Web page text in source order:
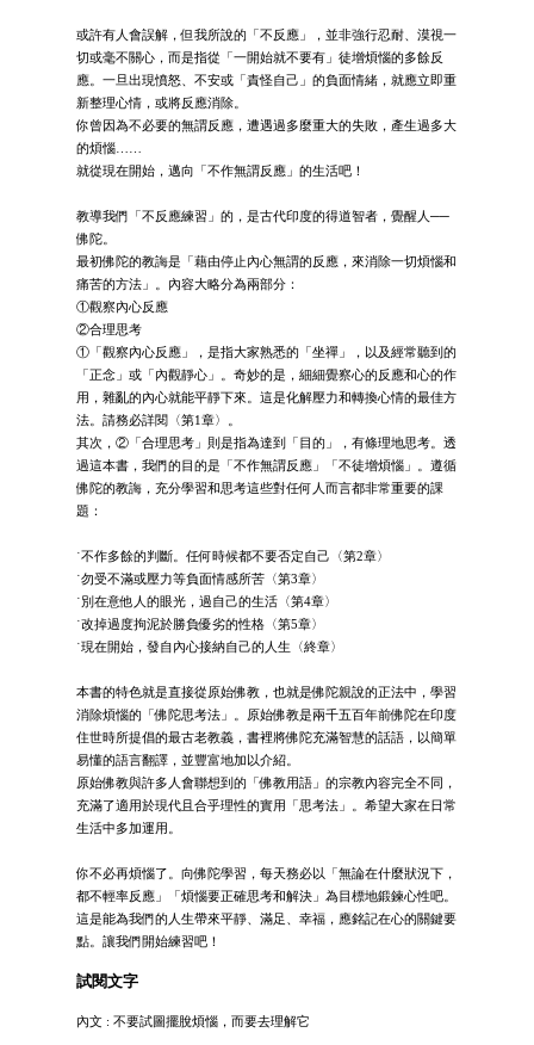
或許有人會誤解，但我所說的「不反應」，並非強行忍耐、漠視一
切或毫不關心，而是指從「一開始就不要有」徒增煩惱的多餘反
應。一旦出現憤怒、不安或「責怪自己」的負面情緒，就應立即重
新整理心情，或將反應消除。
你曾因為不必要的無謂反應，遭遇過多麼重大的失敗，產生過多大
的煩惱……
就從現在開始，邁向「不作無謂反應」的生活吧！
教導我們「不反應練習」的，是古代印度的得道智者，覺醒人──
佛陀。
最初佛陀的教誨是「藉由停止內心無謂的反應，來消除一切煩惱和
痛苦的方法」。內容大略分為兩部分：
①觀察內心反應
②合理思考
①「觀察內心反應」，是指大家熟悉的「坐禪」，以及經常聽到的
「正念」或「內觀靜心」。奇妙的是，細細覺察心的反應和心的作
用，雜亂的內心就能平靜下來。這是化解壓力和轉換心情的最佳方
法。請務必詳閱〈第1章〉。
其次，②「合理思考」則是指為達到「目的」，有條理地思考。透
過這本書，我們的目的是「不作無謂反應」「不徒增煩惱」。遵循
佛陀的教誨，充分學習和思考這些對任何人而言都非常重要的課
題：
˙不作多餘的判斷。任何時候都不要否定自己〈第2章〉
˙勿受不滿或壓力等負面情感所苦〈第3章〉
˙別在意他人的眼光，過自己的生活〈第4章〉
˙改掉過度拘泥於勝負優劣的性格〈第5章〉
˙現在開始，發自內心接納自己的人生〈終章〉
本書的特色就是直接從原始佛教，也就是佛陀親說的正法中，學習
消除煩惱的「佛陀思考法」。原始佛教是兩千五百年前佛陀在印度
住世時所提倡的最古老教義，書裡將佛陀充滿智慧的話語，以簡單
易懂的語言翻譯，並豐富地加以介紹。
原始佛教與許多人會聯想到的「佛教用語」的宗教內容完全不同，
充滿了適用於現代且合乎理性的實用「思考法」。希望大家在日常
生活中多加運用。
你不必再煩惱了。向佛陀學習，每天務必以「無論在什麼狀況下，
都不輕率反應」「煩惱要正確思考和解決」為目標地鍛鍊心性吧。
這是能為我們的人生帶來平靜、滿足、幸福，應銘記在心的關鍵要
點。讓我們開始練習吧！
試閱文字
內文 : 不要試圖擺脫煩惱，而要去理解它